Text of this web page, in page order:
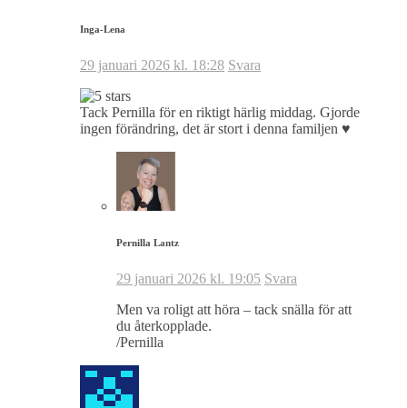
Inga-Lena
29 januari 2026 kl. 18:28 Svara
Tack Pernilla för en riktigt härlig middag. Gjorde
ingen förändring, det är stort i denna familjen ♥️
Pernilla Lantz
29 januari 2026 kl. 19:05 Svara
Men va roligt att höra – tack snälla för att
du återkopplade.
/Pernilla